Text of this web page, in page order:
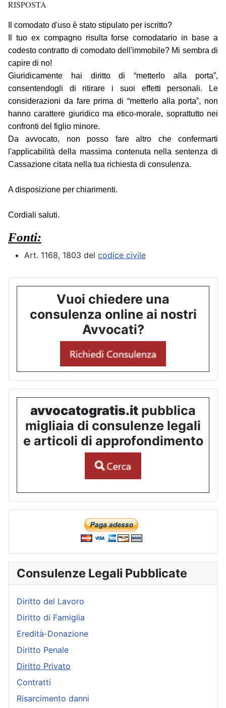
RISPOSTA
Il comodato d'uso è stato stipulato per iscritto?
Il tuo ex compagno risulta forse comodatario in base a
codesto contratto di comodato dell'immobile? Mi sembra di
capire di no!
Giuridicamente hai diritto di “metterlo alla porta”,
consentendogli di ritirare i suoi effetti personali. Le
considerazioni da fare prima di “metterlo alla porta”, non
hanno carattere giuridico ma etico-morale, soprattutto nei
confronti del figlio minore.
Da avvocato, non posso fare altro che confermarti
l'applicabilità della massima contenuta nella sentenza di
Cassazione citata nella tua richiesta di consulenza.
A disposizione per chiarimenti.
Cordiali saluti.
Fonti:
Art. 1168, 1803 del codice civile
Vuoi chiedere una
consulenza online ai nostri
Avvocati?
avvocatogratis.it pubblica
migliaia di consulenze legali
e articoli di approfondimento
Consulenze Legali Pubblicate
Diritto del Lavoro
Diritto di Famiglia
Eredità-Donazione
Diritto Penale
Diritto Privato
Contratti
Risarcimento danni